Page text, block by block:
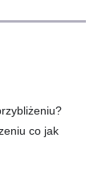
co jak